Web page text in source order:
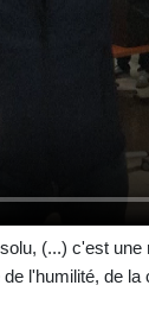
(...) c'est
l'humilité, de la